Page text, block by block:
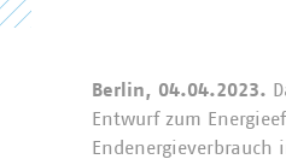
Berlin, 04.04.2023.
Entwurf zum